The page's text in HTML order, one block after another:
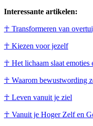
Interessante artikelen:
☥ Transformeren van
☥ Kiezen voor jezelf
☥ Het lichaam slaat emoties
☥ Waarom bewustwording
☥ Leven vanuit je ziel
☥ Vanuit je Hoger Zelf en